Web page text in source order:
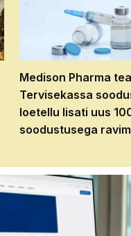
Medison Pharma
Tervisekassa
loetellu lisati uus
soodustusega ravim